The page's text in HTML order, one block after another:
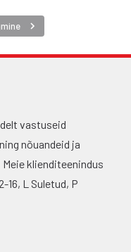
vastuseid
nõuandeid ja
klienditeenindus
16, L Suletud, P